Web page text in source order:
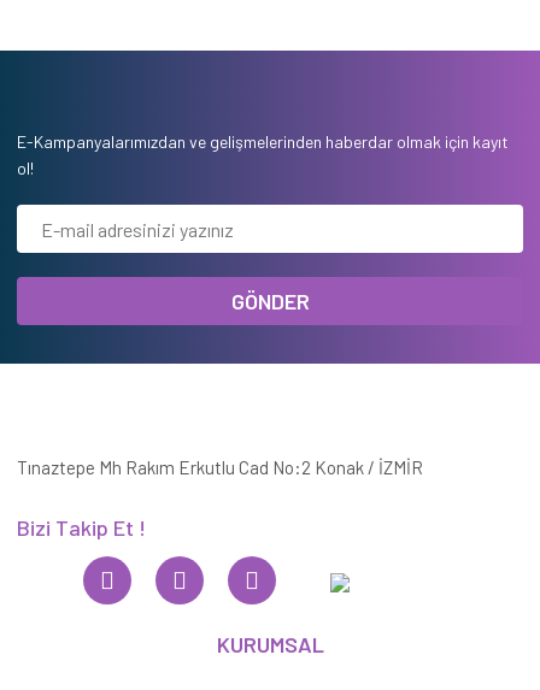
E-Kampanyalarımızdan ve gelişmelerinden haberdar olmak için kayıt
ol!
GÖNDER
Tınaztepe Mh Rakım Erkutlu Cad No:2 Konak / İZMİR
Bizi Takip Et !
KURUMSAL